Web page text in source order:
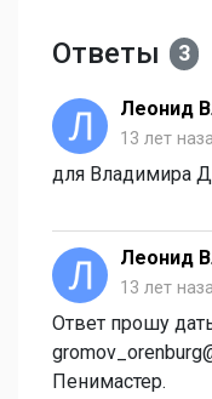
Ответы 3
Леонид
13 лет
для Владимира
Леонид
13 лет
Ответ прошу
Пенимастер.